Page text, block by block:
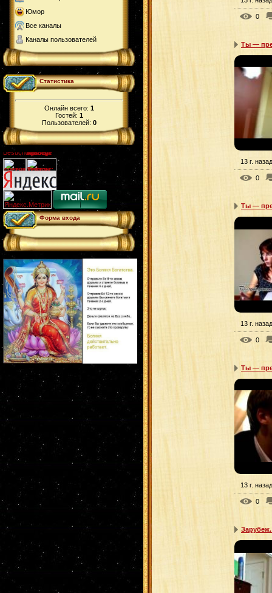
Юмор
Все каналы
Каналы пользователей
Статистика
Онлайн всего: 1
Гостей: 1
Пользователей: 0
Форма входа
0
Ты —
13 г. назад
0
Ты —
13 г. назад
0
Ты —
13 г. назад
0